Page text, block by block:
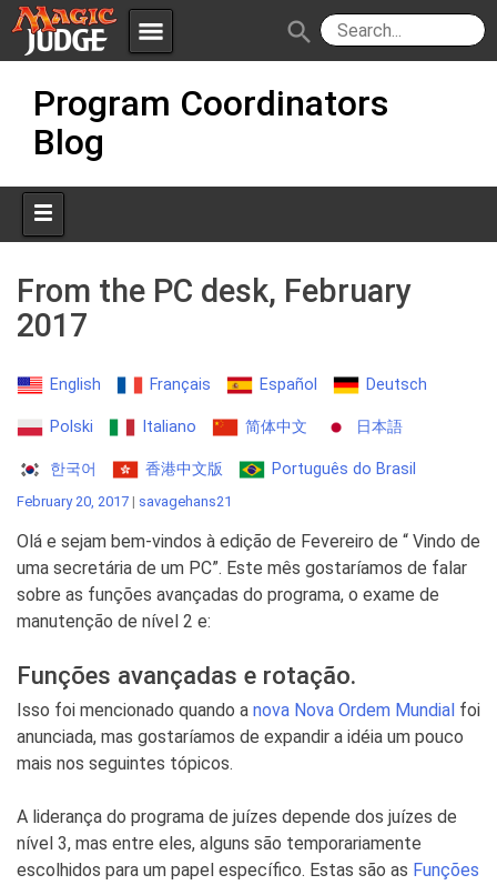
menu
JudgeApps
Policies
search
content
Program Coordinators
Blog
From the PC desk, February
2017
English Français Español Deutsch
Polski Italiano 简体中文 日本語
한국어 香港中文版 Português do Brasil
February 20, 2017 | savagehans21
Olá e sejam bem-vindos à edição de Fevereiro de “ Vindo de
uma secretária de um PC”. Este mês gostaríamos de falar
sobre as funções avançadas do programa, o exame de
manutenção de nível 2 e:
Funções avançadas e rotação.
Isso foi mencionado quando a nova Nova Ordem Mundial foi
anunciada, mas gostaríamos de expandir a idéia um pouco
mais nos seguintes tópicos.
A liderança do programa de juízes depende dos juízes de
nível 3, mas entre eles, alguns são temporariamente
escolhidos para um papel específico. Estas são as Funções